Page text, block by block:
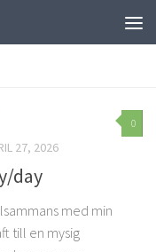
0
27, 2026
day
med min
till en mysig